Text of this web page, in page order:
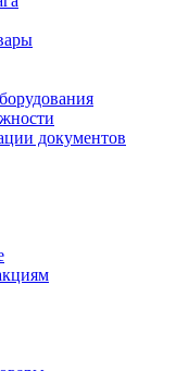
документов